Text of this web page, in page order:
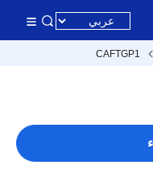
CAFTGP1